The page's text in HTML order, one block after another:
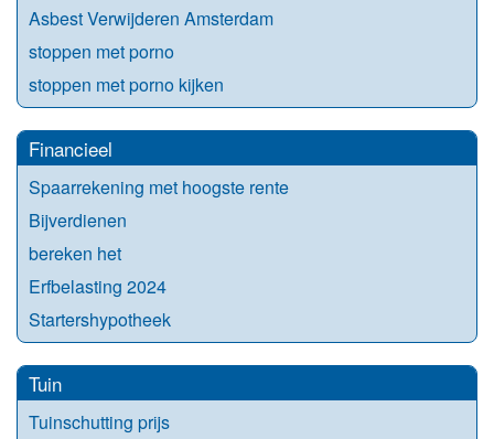
Asbest Verwijderen Amsterdam
stoppen met porno
stoppen met porno kijken
Financieel
Spaarrekening met hoogste rente
Bijverdienen
bereken het
Erfbelasting 2024
Startershypotheek
Tuin
Tuinschutting prijs